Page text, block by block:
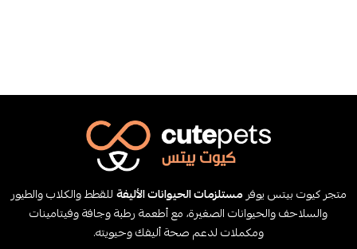
متجر كيوت بيتس يوفر مستلزمات الحيوانات الأليفةللقطط والكلاب والطيور
والسلاحف والحيوانات الصغيرة، مع أطعمة رطبة وجافة وفيتامينات
ومكملات لدعم صحة أليفك وحيويته.